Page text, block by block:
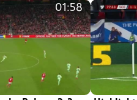
01:58